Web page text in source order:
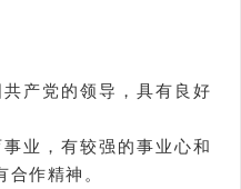
产党的领导，具有良好
业，有较强的事业心和
作精神。